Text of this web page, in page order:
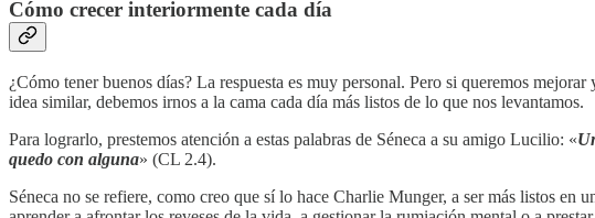
Cómo crecer interiormente cada día
¿Cómo tener buenos días? La respuesta es muy personal. Pero si queremos
idea similar, debemos irnos a la cama cada día más listos de lo que nos levantamos.
Para lograrlo, prestemos atención a estas palabras de Séneca a su amigo Lucilio: «
quedo con alguna» (CL 2.4).
Séneca no se refiere, como creo que sí lo hace Charlie Munger, a ser más listos